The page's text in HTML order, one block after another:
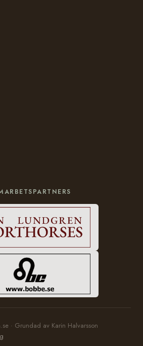
· Grundad av Karin Halvarsson